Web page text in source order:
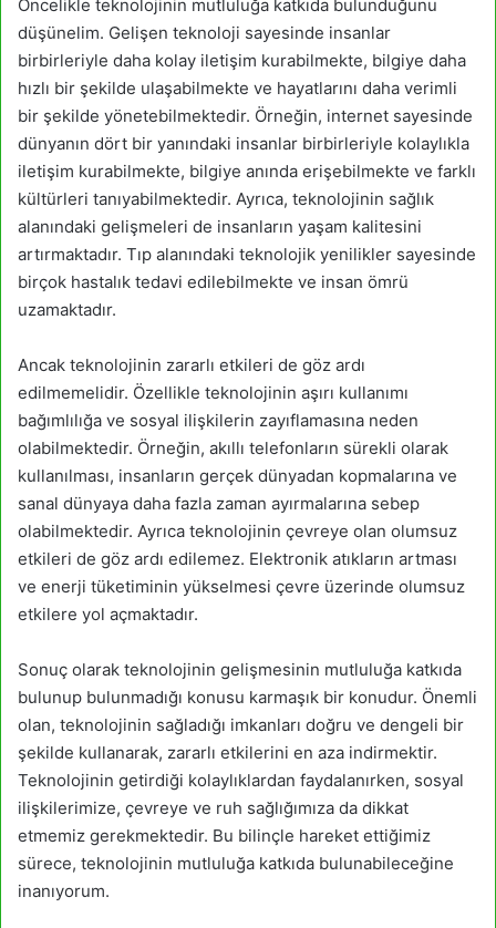
Öncelikle teknolojinin mutluluğa katkıda bulunduğunu
düşünelim. Gelişen teknoloji sayesinde insanlar
birbirleriyle daha kolay iletişim kurabilmekte, bilgiye daha
hızlı bir şekilde ulaşabilmekte ve hayatlarını daha verimli
bir şekilde yönetebilmektedir. Örneğin, internet sayesinde
dünyanın dört bir yanındaki insanlar birbirleriyle kolaylıkla
iletişim kurabilmekte, bilgiye anında erişebilmekte ve farklı
kültürleri tanıyabilmektedir. Ayrıca, teknolojinin sağlık
alanındaki gelişmeleri de insanların yaşam kalitesini
artırmaktadır. Tıp alanındaki teknolojik yenilikler sayesinde
birçok hastalık tedavi edilebilmekte ve insan ömrü
uzamaktadır.
Ancak teknolojinin zararlı etkileri de göz ardı
edilmemelidir. Özellikle teknolojinin aşırı kullanımı
bağımlılığa ve sosyal ilişkilerin zayıflamasına neden
olabilmektedir. Örneğin, akıllı telefonların sürekli olarak
kullanılması, insanların gerçek dünyadan kopmalarına ve
sanal dünyaya daha fazla zaman ayırmalarına sebep
olabilmektedir. Ayrıca teknolojinin çevreye olan olumsuz
etkileri de göz ardı edilemez. Elektronik atıkların artması
ve enerji tüketiminin yükselmesi çevre üzerinde olumsuz
etkilere yol açmaktadır.
Sonuç olarak teknolojinin gelişmesinin mutluluğa katkıda
bulunup bulunmadığı konusu karmaşık bir konudur. Önemli
olan, teknolojinin sağladığı imkanları doğru ve dengeli bir
şekilde kullanarak, zararlı etkilerini en aza indirmektir.
Teknolojinin getirdiği kolaylıklardan faydalanırken, sosyal
ilişkilerimize, çevreye ve ruh sağlığımıza da dikkat
etmemiz gerekmektedir. Bu bilinçle hareket ettiğimiz
sürece, teknolojinin mutluluğa katkıda bulunabileceğine
inanıyorum.